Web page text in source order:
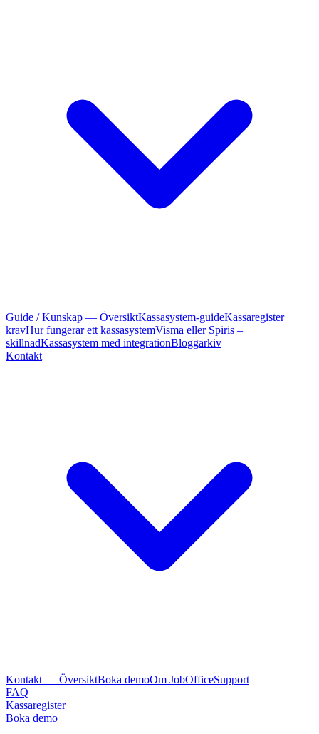
Guide / Kunskap — ÖversiktKassasystem-guideKassaregister
kravHur fungerar ett kassasystemVisma eller Spiris –
skillnadKassasystem med integrationBloggarkiv
Kontakt
Kontakt — ÖversiktBoka demoOm JobOfficeSupport
FAQ
Kassaregister
Boka demo